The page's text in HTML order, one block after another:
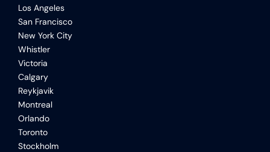
Los Angeles
San Francisco
New York City
Whistler
Victoria
Calgary
Reykjavik
Montreal
Orlando
Toronto
Stockholm